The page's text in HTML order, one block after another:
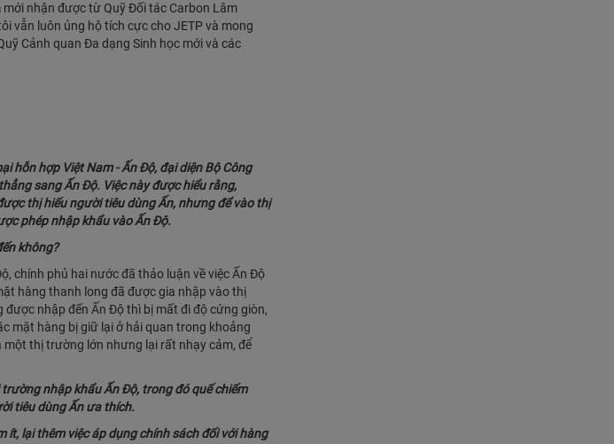
nhận được từ Quỹ Đối tác Carbon Lâm
vẫn luôn ủng hộ tích cực cho JETP và mong
Cảnh quan Đa dạng Sinh học mới và các
hỗn hợp Việt Nam - Ấn Độ, đại diện Bộ Công
sang Ấn Độ. Việc này được hiểu rằng,
thị hiếu người tiêu dùng Ấn, nhưng để vào thị
phép nhập khẩu vào Ấn Độ.
không?
chính phủ hai nước đã thảo luận về việc Ấn Độ
hàng thanh long đã được gia nhập vào thị
nhập đến Ấn Độ thì bị mất đi độ cứng giòn,
mặt hàng bị giữ lại ở hải quan trong khoảng
một thị trường lớn nhưng lại rất nhạy cảm, để
nhập khẩu Ấn Độ, trong đó quế chiếm
tiêu dùng Ấn ưa thích.
lại thêm việc áp dụng chính sách đối với hàng